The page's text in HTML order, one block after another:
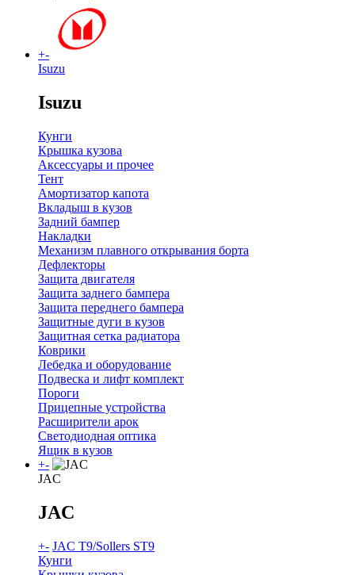
+-
Isuzu
Isuzu
Кунги
Крышка кузова
Аксессуары и прочее
Тент
Амортизатор капота
Вкладыш в кузов
Задний бампер
Накладки
Механизм плавного открывания борта
Дефлекторы
Защита двигателя
Защита заднего бампера
Защита переднего бампера
Защитные дуги в кузов
Защитная сетка радиатора
Коврики
Лебедка и оборудование
Подвеска и лифт комплект
Пороги
Прицепные устройства
Расширители арок
Светодиодная оптика
Ящик в кузов
+-
JAC
JAC
+- JAC T9/Sollers ST9
Кунги